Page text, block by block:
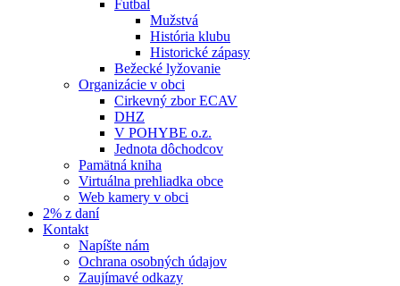
Futbal
Mužstvá
História klubu
Historické zápasy
Bežecké lyžovanie
Organizácie v obci
Cirkevný zbor ECAV
DHZ
V POHYBE o.z.
Jednota dôchodcov
Pamätná kniha
Virtuálna prehliadka obce
Web kamery v obci
2% z daní
Kontakt
Napíšte nám
Ochrana osobných údajov
Zaujímavé odkazy